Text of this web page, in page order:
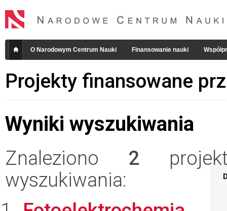
O Narodowym Centrum Nauki Finansowanie nauki
Projekty finansowane
Wyniki wyszukiwania
Znaleziono 2
wyszukiwania: